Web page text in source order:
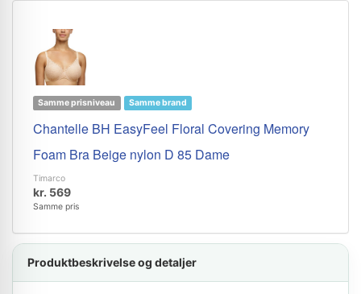
Samme prisniveau Samme brand
Chantelle BH EasyFeel Floral Covering Memory
Foam Bra Beige nylon D 85 Dame
Timarco
kr. 569
Samme pris
Produktbeskrivelse og detaljer